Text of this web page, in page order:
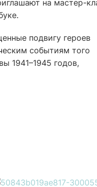
на мастер-
подвигу героев
событиям того
1941–1945 годов,